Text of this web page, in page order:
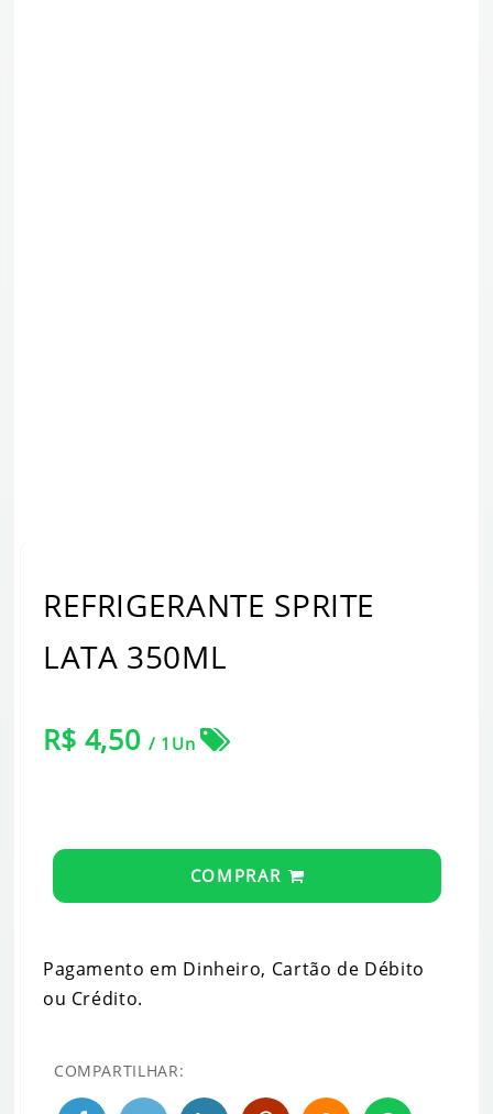
REFRIGERANTE SPRITE
LATA 350ML
R$ 4,50/ 1Un
COMPRAR
Pagamento em Dinheiro, Cartão de Débito
ou Crédito.
COMPARTILHAR: